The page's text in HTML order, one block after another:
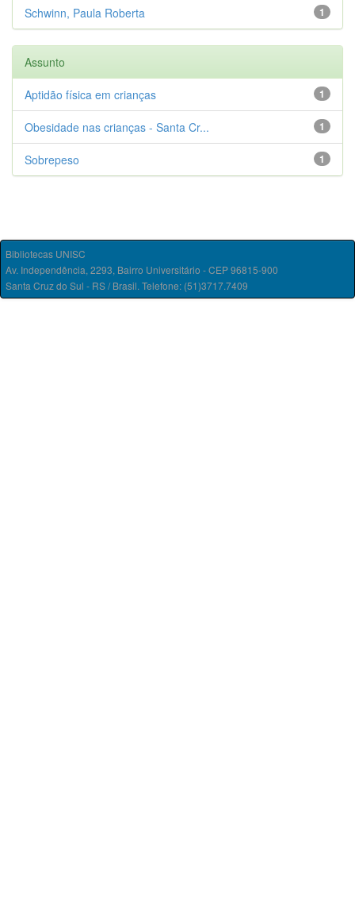
1
Schwinn, Paula Roberta
Assunto
1
Aptidão física em crianças
1
Obesidade nas crianças - Santa Cr...
1
Sobrepeso
Bibliotecas UNISC
Av. Independência, 2293, Bairro Universitário - CEP 96815-900
Santa Cruz do Sul - RS / Brasil. Telefone: (51)3717.7409